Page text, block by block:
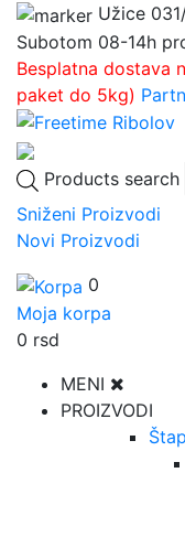
Užice
Subotom 08-14h
Besplatna dostava
paket do 5kg)
Products search
Sniženi Proizvodi
Novi Proizvodi
0
Moja korpa
0 rsd
MENI
PROIZVODI